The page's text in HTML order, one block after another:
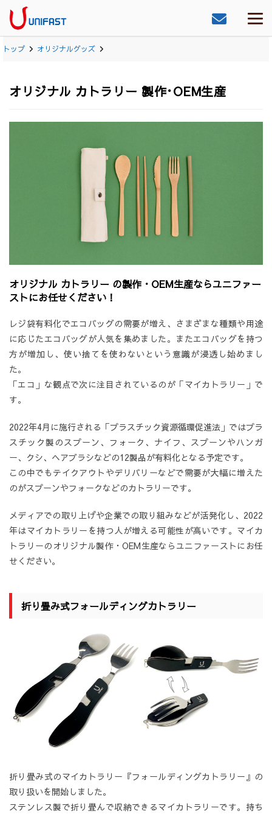
トップ オリジナルグッズ
オリジナル カトラリー 製作･OEM生産
オリジナル カトラリー の製作・OEM生産ならユニファー
ストにお任せください！
レジ袋有料化でエコバッグの需要が増え、さまざまな種類や用途
に応じたエコバッグが人気を集めました。またエコバッグを持つ
方が増加し、使い捨てを使わないという意識が浸透し始めまし
た。
「エコ」な観点で次に注目されているのが「マイカトラリー」で
す。
2022年4月に施行される「プラスチック資源循環促進法」ではプラ
スチック製のスプーン、フォーク、ナイフ、スプーンやハンガ
ー、クシ、ヘアブラシなどの12製品が有料化となる予定です。
この中でもテイクアウトやデリバリーなどで需要が大幅に増えた
のがスプーンやフォークなどのカトラリーです。
メディアでの取り上げや企業での取り組みなどが活発化し、2022
年はマイカトラリーを持つ人が増える可能性が高いです。マイカ
トラリーのオリジナル製作・OEM生産ならユニファーストにお任
せください。
折り畳み式フォールディングカトラリー
折り畳み式のマイカトラリー『フォールディングカトラリー』の
取り扱いを開始しました。
ステンレス製で折り畳んで収納できるマイカトラリーです。持ち